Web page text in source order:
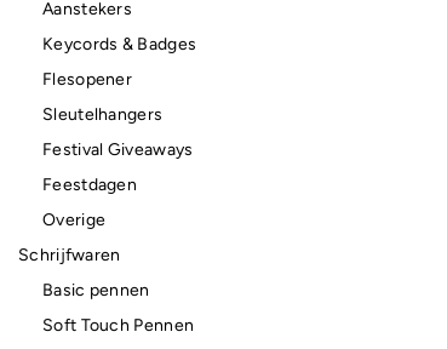
Aanstekers
Keycords & Badges
Flesopener
Sleutelhangers
Festival Giveaways
Feestdagen
Overige
Schrijfwaren
Basic pennen
Soft Touch Pennen